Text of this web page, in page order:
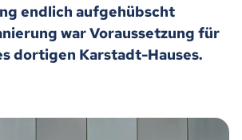
endlich aufgehübscht
war Voraussetzung für
dortigen Karstadt-Hauses.